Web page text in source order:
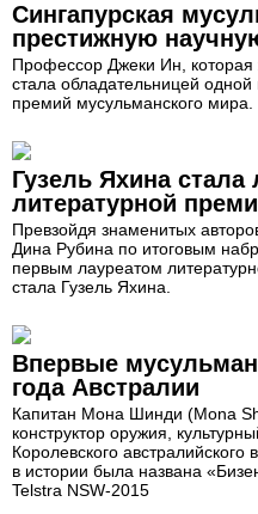
Сингапурская
престижную
Профессор Джеки Ин, которая
стала обладательницей
премий мусульманского мира.
Гузель Яхина стала
литературной
Превзойдя знаменитых
Дина Рубина по итоговым
первым лауреатом
стала Гузель Яхина.
Впервые
года Австралии
Капитан Мона Шинди (Mona
конструктор оружия,
Королевского
в истории была названа
Telstra NSW-2015